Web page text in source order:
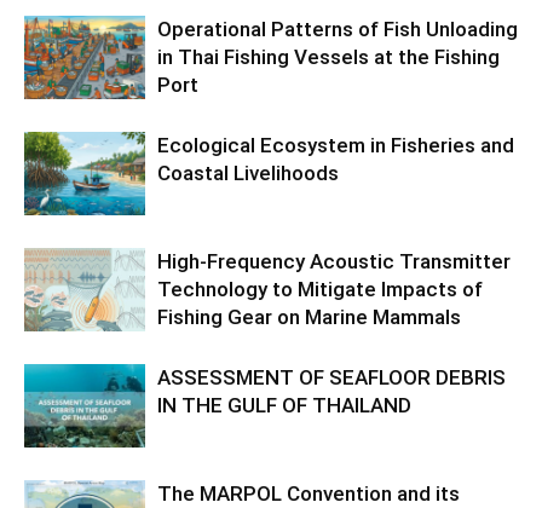
Operational Patterns of Fish Unloading
in Thai Fishing Vessels at the Fishing
Port
Ecological Ecosystem in Fisheries and
Coastal Livelihoods
High-Frequency Acoustic Transmitter
Technology to Mitigate Impacts of
Fishing Gear on Marine Mammals
ASSESSMENT OF SEAFLOOR DEBRIS
IN THE GULF OF THAILAND
The MARPOL Convention and its